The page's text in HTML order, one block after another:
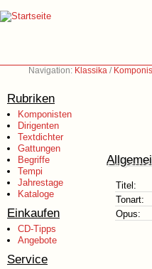
Navigation: Klassika /
Rubriken
Komponisten
Dirigenten
Textdichter
Gattungen
Begriffe
Tempi
Jahrestage
Kataloge
Einkaufen
CD-Tipps
Angebote
Service
Titel:
Tonart:
Opus: